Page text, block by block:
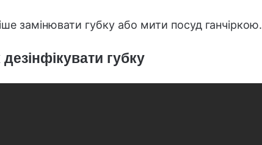
замінювати губку або мити посуд ганчіркою.
губку